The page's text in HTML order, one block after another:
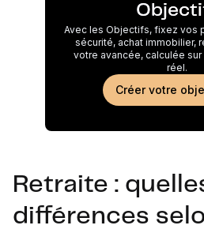
Avec les Objectifs, fixez vos
sécurité, achat immobilier,
votre avancée, calculée
réel.
Créer votre
Retraite :
différences